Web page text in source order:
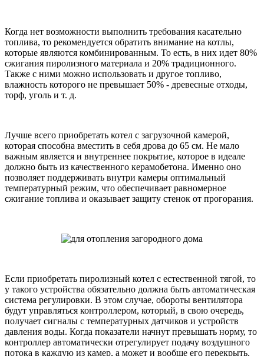
Когда нет возможности выполнить требования касательно
топлива, то рекомендуется обратить внимание на котлы,
которые являются комбинированным. То есть, в них идет 80%
сжигания пиролизного материала и 20% традиционного.
Также с ними можно использовать и другое топливо,
влажность которого не превышает 50% - древесные отходы,
торф, уголь и т. д.
Лучше всего приобретать котел с загрузочной камерой,
которая способна вместить в себя дрова до 65 см. Не мало
важным является и внутреннее покрытие, которое в идеале
должно быть из качественного керамобетона. Именно оно
позволяет поддерживать внутри камеры оптимальный
температурный режим, что обеспечивает равномерное
сжигание топлива и оказывает защиту стенок от прогорания.
Если приобретать пиролизный котел с естественной тягой, то
у такого устройства обязательно должна быть автоматическая
система регулировки. В этом случае, обороты вентилятора
будут управляться контроллером, который, в свою очередь,
получает сигналы с температурных датчиков и устройств
давления воды. Когда показатели начнут превышать норму, то
контроллер автоматически отрегулирует подачу воздушного
потока в каждую из камер, а может и вообще его перекрыть.